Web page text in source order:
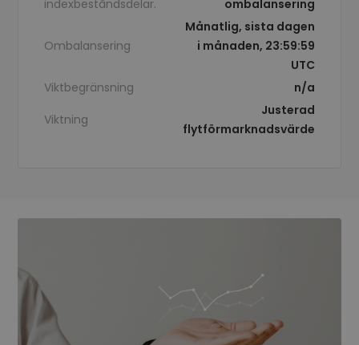
indexbeståndsdelar.
ombalansering
Ombalansering
Månatlig, sista dagen
i månaden, 23:59:59
UTC
Viktbegränsning
n/a
Viktning
Justerad
flytförmarknadsvärde